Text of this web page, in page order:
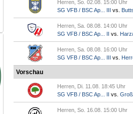
Herren, So. 02.08. 15:00 Uhr
SG VFB / BSC Ap... III vs.
Herren, Sa. 08.08. 14:00 Uhr
SG VFB / BSC Ap... II vs.
Herren, Sa. 08.08. 16:00 Uhr
SG VFB / BSC Ap... III vs.
Vorschau
Herren, Di. 11.08. 18:45 Uhr
SG VFB / BSC Ap... II vs.
Herren, So. 16.08. 15:00 Uhr